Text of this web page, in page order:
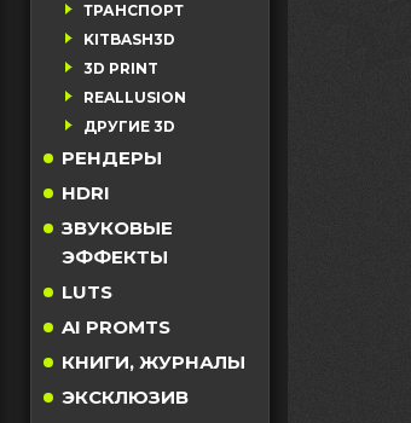
ТРАНСПОРТ
KITBASH3D
3D PRINT
REALLUSION
ДРУГИЕ 3D
РЕНДЕРЫ
HDRI
ЗВУКОВЫЕ
ЭФФЕКТЫ
LUTS
AI PROMTS
КНИГИ, ЖУРНАЛЫ
ЭКСКЛЮЗИВ